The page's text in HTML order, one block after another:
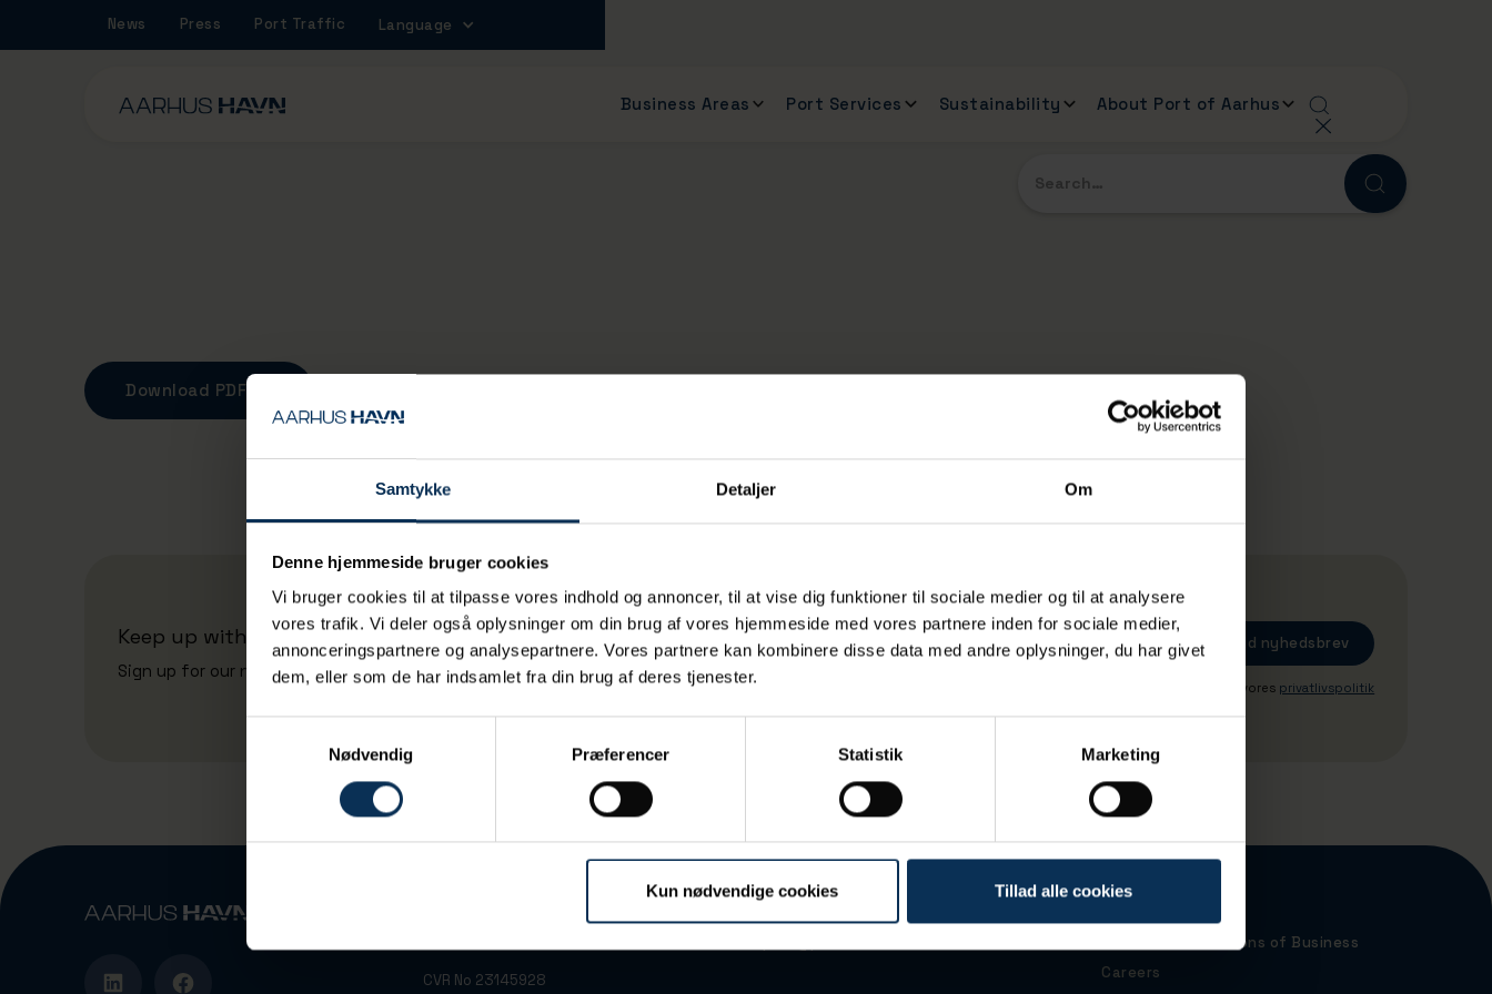
Samtykke Detaljer Om
Denne hjemmeside bruger cookies
Vi bruger cookies til at tilpasse vores indhold og annoncer, til at vise dig funktioner til sociale medier og til at analysere
vores trafik. Vi deler også oplysninger om din brug af vores hjemmeside med vores partnere inden for sociale medier,
annonceringspartnere og analysepartnere. Vores partnere kan kombinere disse data med andre oplysninger, du har givet
dem, eller som de har indsamlet fra din brug af deres tjenester.
Nødvendig
Præferencer Statistik Marketing
Kun nødvendige cookies Tillad alle cookies
News Press Port Traffic Language
Business Areas Port Services Sustainability About Port of Aarhus
Download PDF
Keep up with the port's news
Sign up for our newsletter
Ved tilmeding accepterer du vores privatlivspolitik
CVR No 23145928
Terms and Conditions of Business
Careers